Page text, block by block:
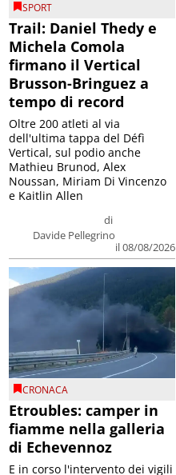
SPORT
Trail: Daniel Thedy e
Michela Comola
firmano il Vertical
Brusson-Bringuez a
tempo di record
di
Davide Pellegrino
il 08/08/2026
Oltre 200 atleti al via
dell'ultima tappa del Défì
Vertical, sul podio anche
Mathieu Brunod, Alex
Noussan, Miriam Di Vincenzo
e Kaitlin Allen
CRONACA
Etroubles: camper in
fiamme nella galleria
di Echevennoz
E in corso l'intervento dei vigili